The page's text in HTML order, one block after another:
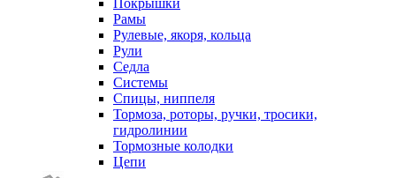
Покрышки
Рамы
Рулевые, якоря, кольца
Рули
Седла
Системы
Спицы, ниппеля
Тормоза, роторы, ручки, тросики,
гидролинии
Тормозные колодки
Цепи